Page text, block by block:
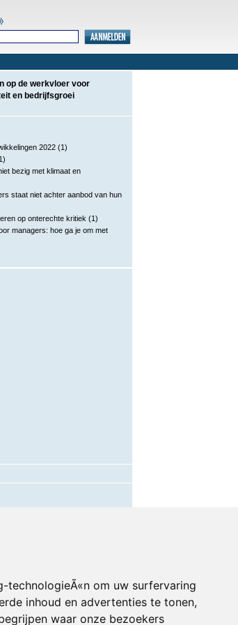
technologieÃ«n om uw surfervaring
inhoud en advertenties te tonen,
waar onze bezoekers
op de werkvloer voor
en bedrijfsgroei
2022 (1)
bezig met klimaat en
staat niet achter aanbod van hun
op onterechte kritiek (1)
managers: hoe ga je om met